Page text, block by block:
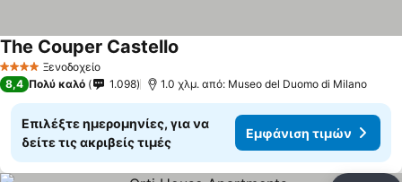
4 ΑστέριαΞενοδοχείο
The Couper Castello
8,4 Πολύ καλό 1.098 1.0 χλμ. από: Museo del Duomo di Milano
Επιλέξτε ημερομηνίες, για να
δείτε τις ακριβείς τιμές
Εμφάνιση τιμών